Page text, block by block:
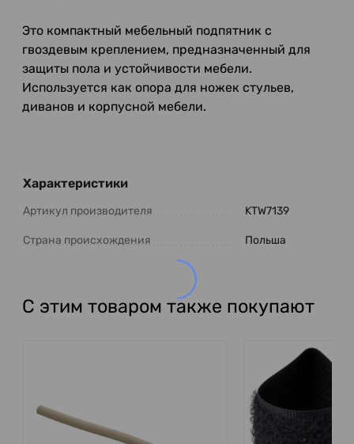
Это компактный мебельный подпятник с
гвоздевым креплением, предназначенный для
защиты пола и устойчивости мебели.
Используется как опора для ножек стульев,
диванов и корпусной мебели.
Характеристики
Артикул производителя KTW7139
Страна происхождения Польша
С этим товаром также покупают